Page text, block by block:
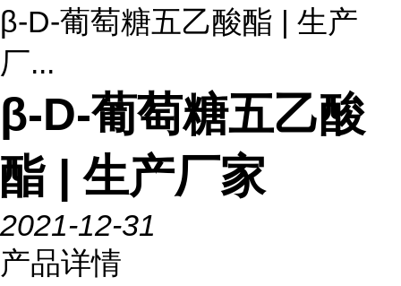
β-D-葡萄糖五乙酸酯 | 生产
厂...
β-D-葡萄糖五乙酸
酯 | 生产厂家
2021-12-31
产品详情